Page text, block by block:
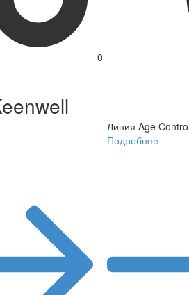
0
Линия Age
Подробнее